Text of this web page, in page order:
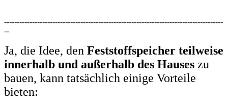
--------------------------------------------------------------------------------------
--
Ja, die Idee, den Feststoffspeicher teilweise
innerhalb und außerhalb des Hauses zu
bauen, kann tatsächlich einige Vorteile
bieten: